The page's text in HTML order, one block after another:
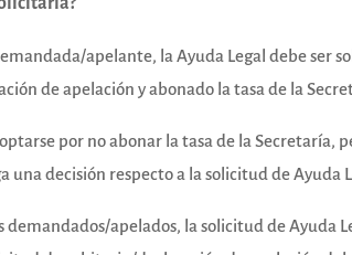
apelante, la Ayuda Legal debe ser
de apelación y abonado la tasa de la
por no abonar la tasa de la Secretaría,
una decisión respecto a la solicitud de Ayuda
demandados/apelados, la solicitud de